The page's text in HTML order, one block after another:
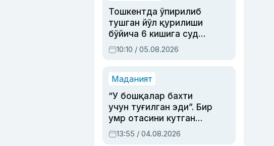
Тошкентда ўпирилиб
тушган йўл қурилиши
бўйича 6 кишига суд
ҳукми ўқилди
10:10 / 05.08.2026
Маданият
“У бошқалар бахти
учун туғилган эди”. Бир
умр отасини кутган
актриса ва дубльяж
устаси Римма
13:55 / 04.08.2026